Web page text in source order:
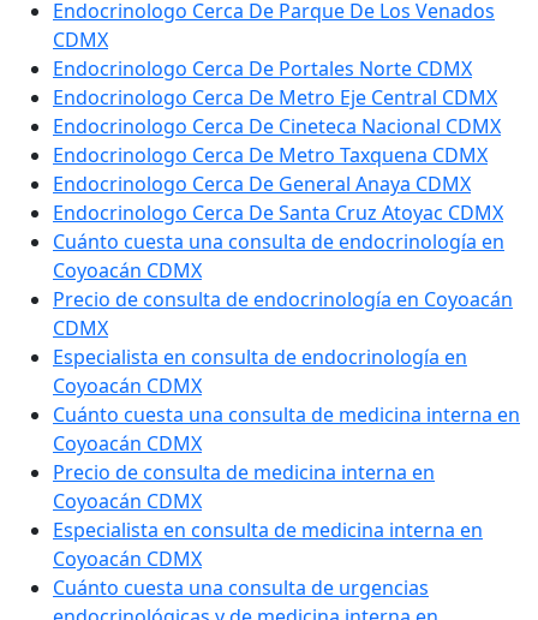
Endocrinologo Cerca De Parque De Los Venados
CDMX
Endocrinologo Cerca De Portales Norte CDMX
Endocrinologo Cerca De Metro Eje Central CDMX
Endocrinologo Cerca De Cineteca Nacional CDMX
Endocrinologo Cerca De Metro Taxquena CDMX
Endocrinologo Cerca De General Anaya CDMX
Endocrinologo Cerca De Santa Cruz Atoyac CDMX
Cuánto cuesta una consulta de endocrinología en
Coyoacán CDMX
Precio de consulta de endocrinología en Coyoacán
CDMX
Especialista en consulta de endocrinología en
Coyoacán CDMX
Cuánto cuesta una consulta de medicina interna en
Coyoacán CDMX
Precio de consulta de medicina interna en
Coyoacán CDMX
Especialista en consulta de medicina interna en
Coyoacán CDMX
Cuánto cuesta una consulta de urgencias